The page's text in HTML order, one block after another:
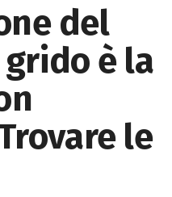
del
è la
le